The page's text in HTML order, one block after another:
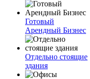
Готовый
Арендный Бизнес
Отдельно стоящие
здания